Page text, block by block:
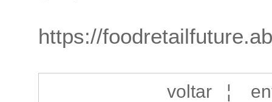
https://
voltar¦